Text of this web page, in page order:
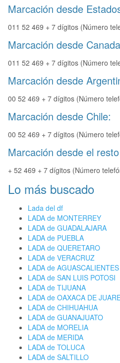
Marcación desde
011 52 469 + 7 dígitos (Número
Marcación desde
011 52 469 + 7 dígitos (Número
Marcación desde
00 52 469 + 7 dígitos (Número
Marcación desde Chile:
00 52 469 + 7 dígitos (Número
Marcación desde el
+ 52 469 + 7 dígitos (Número
Lo más buscado
Lada del df
LADA de MONTERREY
LADA de GUADALAJARA
LADA de PUEBLA
LADA de QUERETARO
LADA de VERACRUZ
LADA de AGUASCALIENTES
LADA de SAN LUIS POTOSI
LADA de TIJUANA
LADA de OAXACA DE
LADA de CHIHUAHUA
LADA de GUANAJUATO
LADA de MORELIA
LADA de MERIDA
LADA de TOLUCA
LADA de SALTILLO